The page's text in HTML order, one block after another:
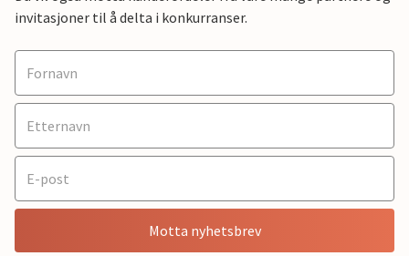
invitasjoner til å delta i konkurranser.
Motta nyhetsbrev